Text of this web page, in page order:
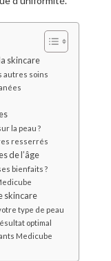
skincare
autres soins
la peau ?
resserrés
de l’âge
bienfaits ?
skincare
type de peau
optimal
Medicube